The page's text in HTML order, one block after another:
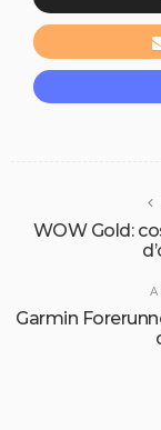
WOW Gold:
Garmin